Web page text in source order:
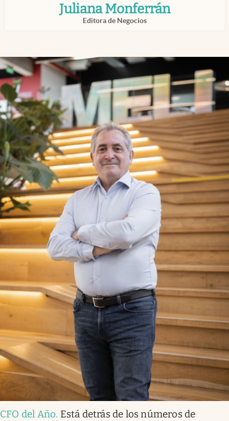
Institucionales
Argentina
Juliana Monferrán
Editora de Negocios
CFO del Año. Está detrás de los números de